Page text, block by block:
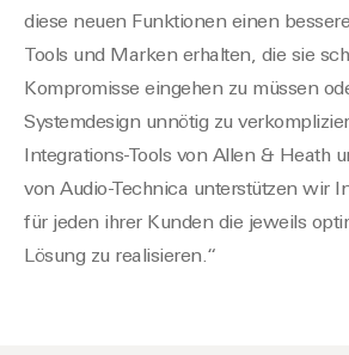
diese neuen Funktionen einen
Tools und Marken erhalten, die sie
Kompromisse eingehen zu müssen
Systemdesign unnötig zu
Integrations-Tools von Allen & Heath
von Audio-Technica unterstützen wir
für jeden ihrer Kunden die jeweils
Lösung zu realisieren.“